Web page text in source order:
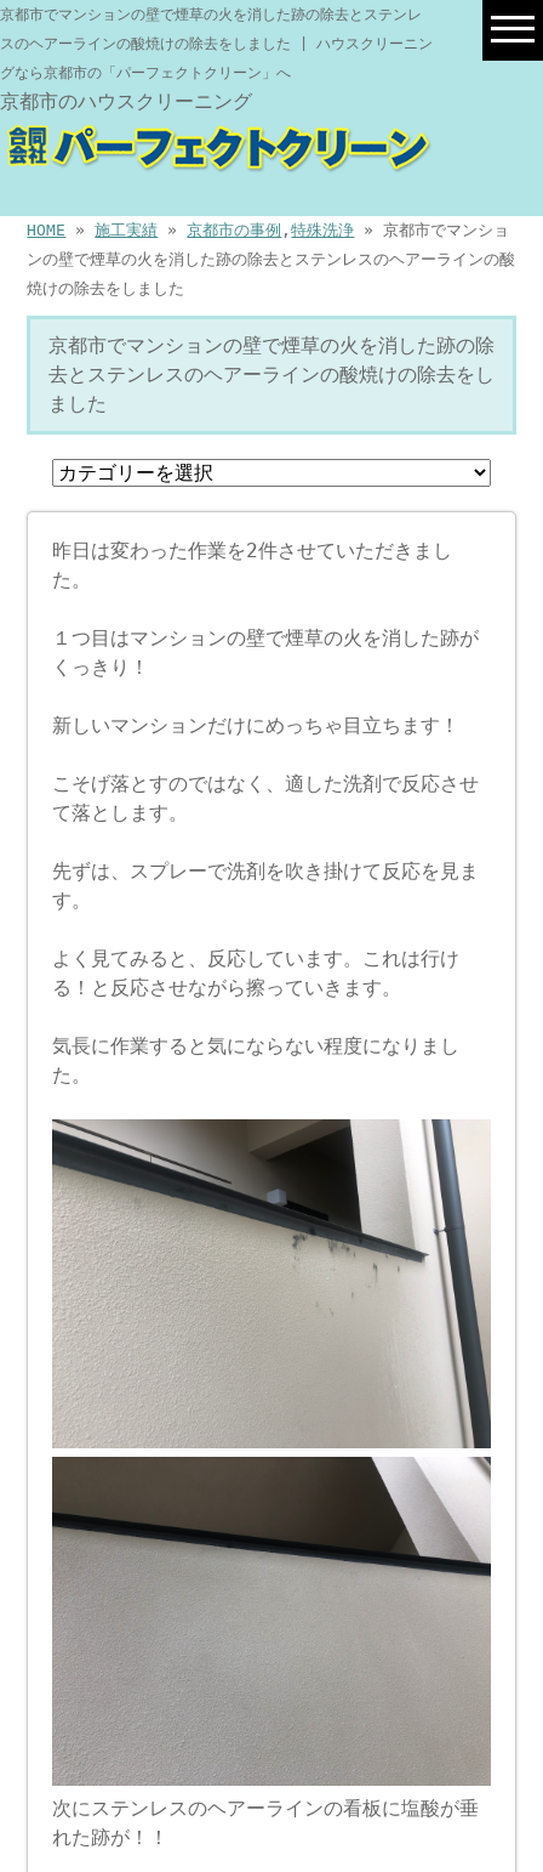
京都市でマンションの壁で煙草の火を消した跡の除去とステンレ
スのヘアーラインの酸焼けの除去をしました | ハウスクリーニン
グなら京都市の「パーフェクトクリーン」へ
京都市のハウスクリーニング
HOME »施工実績 »京都市の事例 ,特殊洗浄 » 京都市でマンショ
ンの壁で煙草の火を消した跡の除去とステンレスのヘアーラインの酸
焼けの除去をしました
京都市でマンションの壁で煙草の火を消した跡の除
去とステンレスのヘアーラインの酸焼けの除去をし
ました
昨日は変わった作業を2件させていただきまし
た。
１つ目はマンションの壁で煙草の火を消した跡が
くっきり！
新しいマンションだけにめっちゃ目立ちます！
こそげ落とすのではなく、適した洗剤で反応させ
て落とします。
先ずは、スプレーで洗剤を吹き掛けて反応を見ま
す。
よく見てみると、反応しています。これは行け
る！と反応させながら擦っていきます。
気長に作業すると気にならない程度になりまし
た。
次にステンレスのヘアーラインの看板に塩酸が垂
れた跡が！！